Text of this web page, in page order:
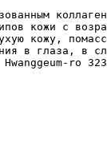
кожи с
кожу,
в глаза, в
Hwanggeum-